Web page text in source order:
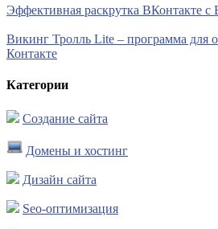
Эффективная раскрутка ВКонтакте с
Викинг Тролль Lite – программа для
Контакте
Категории
Создание сайта
Домены и хостинг
Дизайн сайта
Seo-оптимизация